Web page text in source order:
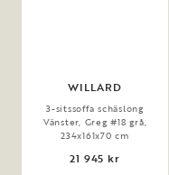
WILLARD
3-sitssoffa schäslong
Vänster, Greg #18 grå,
234x161x70 cm
21 945 kr